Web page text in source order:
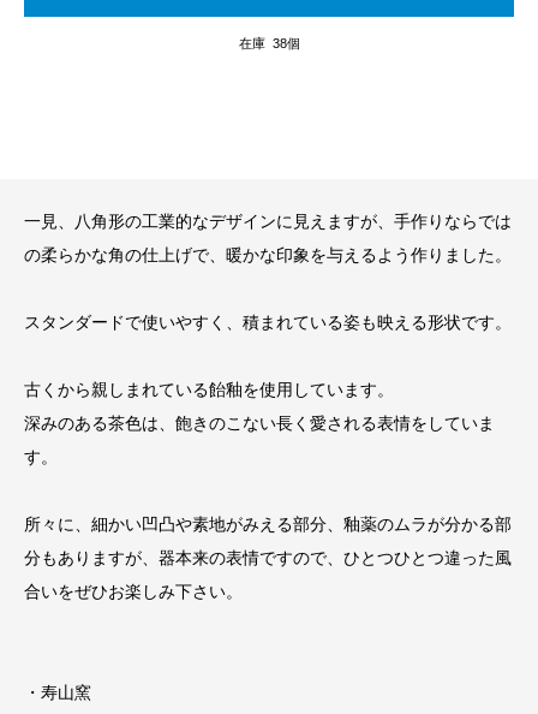
在庫 38個
一見、八角形の工業的なデザインに見えますが、手作りならでは
の柔らかな角の仕上げで、暖かな印象を与えるよう作りました。
スタンダードで使いやすく、積まれている姿も映える形状です。
古くから親しまれている飴釉を使用しています。
深みのある茶色は、飽きのこない長く愛される表情をしていま
す。
所々に、細かい凹凸や素地がみえる部分、釉薬のムラが分かる部
分もありますが、器本来の表情ですので、ひとつひとつ違った風
合いをぜひお楽しみ下さい。
・寿山窯